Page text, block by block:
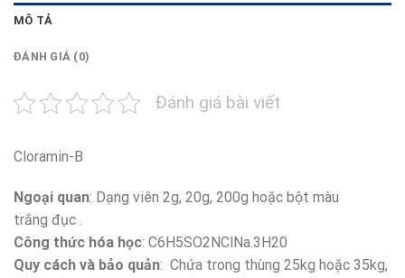
MÔ TẢ
ĐÁNH GIÁ (0)
Đánh giá bài viết
Cloramin-B
Ngoại quan: Dạng viên 2g, 20g, 200g hoặc bột màu
trắng đục .
Công thức hóa học: C6H5SO2NClNa.3H20
Quy cách và bảo quản: Chứa trong thùng 25kg hoặc 35kg,